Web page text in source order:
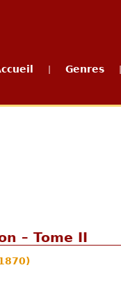
Genres
– Tome II